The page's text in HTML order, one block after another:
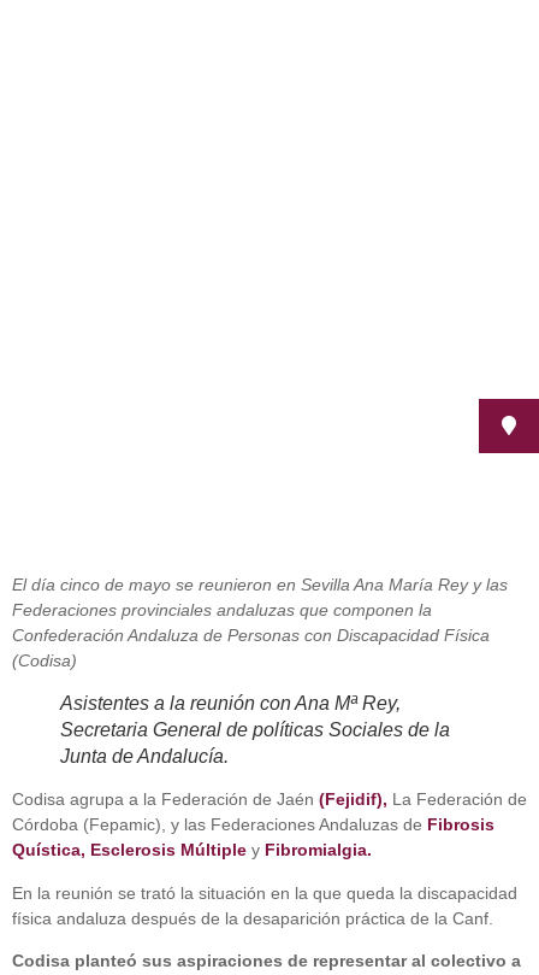
El día cinco de mayo se reunieron en Sevilla Ana María Rey y las
Federaciones provinciales andaluzas que componen la
Confederación Andaluza de Personas con Discapacidad Física
(Codisa)
Asistentes a la reunión con Ana Mª Rey,
Secretaria General de políticas Sociales de la
Junta de Andalucía.
Codisa agrupa a la Federación de Jaén (Fejidif), La Federación de
Córdoba (Fepamic), y las Federaciones Andaluzas de Fibrosis
Quística, Esclerosis Múltiple y Fibromialgia.
En la reunión se trató la situación en la que queda la discapacidad
física andaluza después de la desaparición práctica de la Canf.
Codisa planteó sus aspiraciones de representar al colectivo a